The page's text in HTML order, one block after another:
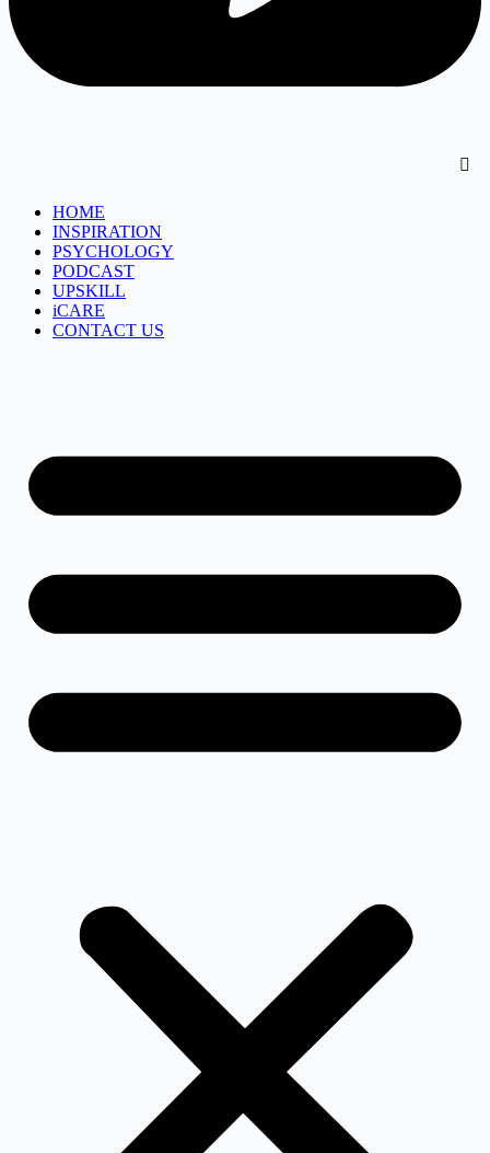
HOME
INSPIRATION
PSYCHOLOGY
PODCAST
UPSKILL
iCARE
CONTACT US